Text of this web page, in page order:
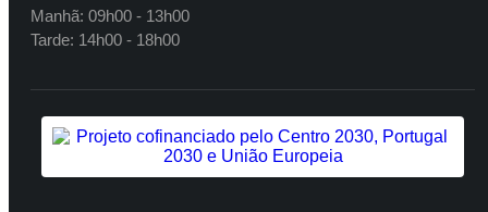
Manhã: 09h00 - 13h00
Tarde: 14h00 - 18h00